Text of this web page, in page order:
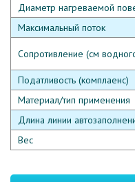
Диаметр нагреваемой
Максимальный поток
Сопротивление (см
Податливость (комплаенс)
Материал/тип применения
Длина линии
Вес